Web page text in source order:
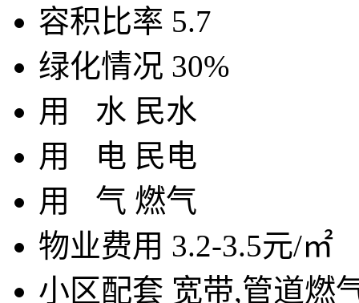
容积比率 5.7
绿化情况 30%
用 水 民水
用
电 民电
用 气 燃气
物业费用 3.2-3.5元/㎡
小区配套 宽带,管道燃